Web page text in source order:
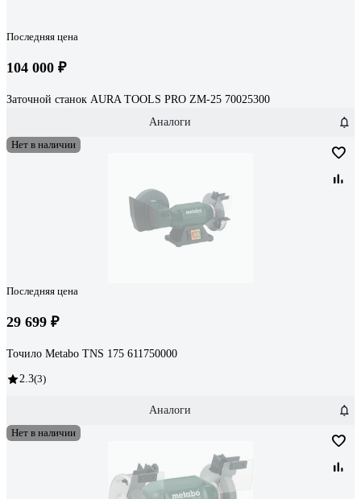
Последняя цена
104 000 ₽
Заточной станок AURA TOOLS PRO ZM-25 70025300
Аналоги
Нет в наличии
Последняя цена
29 699 ₽
Точило Metabo TNS 175 611750000
2.3(3)
Аналоги
Нет в наличии